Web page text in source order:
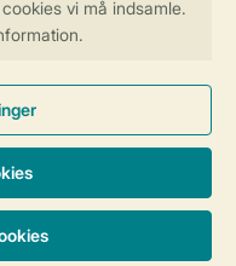
Cookies og banner
ApS | CVR 28842392